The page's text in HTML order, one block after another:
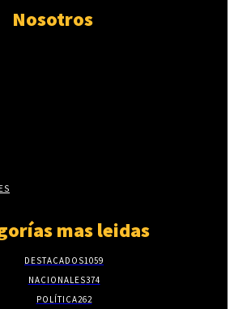
Nosotros
mas leidas
DESTACADOS1059
NACIONALES374
POLÍTICA262